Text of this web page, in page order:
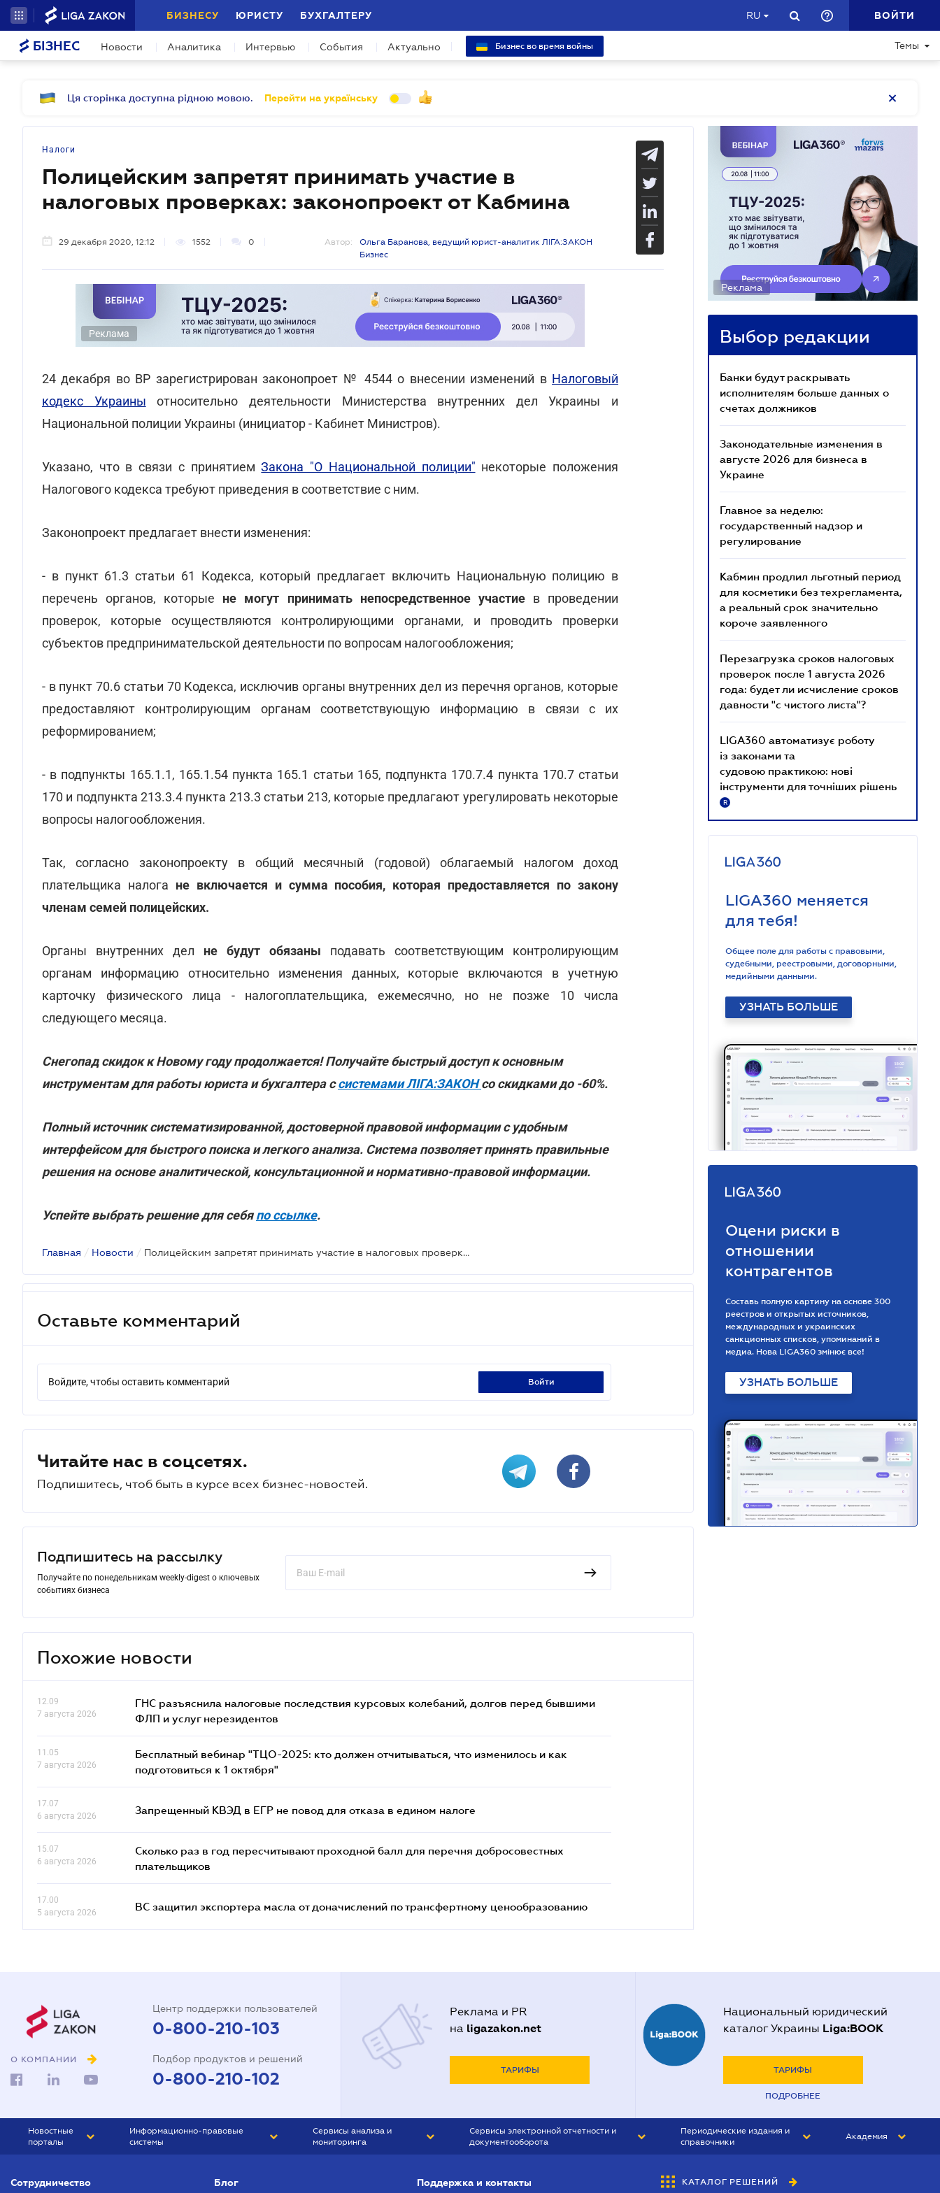
БИЗНЕСУ ЮРИСТУ БУХГАЛТЕРУ RU ВОЙТИ
БІЗНЕС Новости Аналитика Интервью События Актуально Бизнес во время войны Темы
Ця сторінка доступна рідною мовою. Перейти на українську
Налоги
Полицейским запретят принимать участие в
налоговых проверках: законопроект от Кабмина
29 декабря 2020, 12:12 1552 0 Автор:
Ольга Баранова, ведущий юрист-аналитик ЛІГА:ЗАКОН
Бизнес
Реклама
24 декабря во ВР зарегистрирован законопроет № 4544 о внесении изменений в Налоговый
кодекс Украины относительно деятельности Министерства внутренних дел Украины и
Национальной полиции Украины (инициатор - Кабинет Министров).
Указано, что в связи с принятиемЗакона "О Национальной полиции" некоторые положения
Налогового кодекса требуют приведения в соответствие с ним.
Законопроект предлагает внести изменения:
- в пункт 61.3 статьи 61 Кодекса, который предлагает включить Национальную полицию в
перечень органов, которые не могут принимать непосредственное участиев проведении
проверок, которые осуществляются контролирующими органами, и проводить проверки
субъектов предпринимательской деятельности по вопросам налогообложения;
- в пункт 70.6 статьи 70 Кодекса, исключив органы внутренних дел из перечня органов, которые
предоставляют контролирующим органам соответствующую информацию в связи с их
реформированием;
- в подпункты 165.1.1, 165.1.54 пункта 165.1 статьи 165, подпункта 170.7.4 пункта 170.7 статьи
170 и подпункта 213.3.4 пункта 213.3 статьи 213, которые предлагают урегулировать некоторые
вопросы налогообложения.
Так, согласно законопроекту в общий месячный (годовой) облагаемый налогом доход
плательщика налога не включается и сумма пособия, которая предоставляется по закону
членам семей полицейских.
Органы внутренних дел не будут обязаны подавать соответствующим контролирующим
органам информацию относительно изменения данных, которые включаются в учетную
карточку физического лица - налогоплательщика, ежемесячно, но не позже 10 числа
следующего месяца.
Снегопад скидок к Новому году продолжается! Получайте быстрый доступ к основным
инструментам для работы юриста и бухгалтера ссистемами ЛІГА:ЗАКОНсо скидками до -60%.
Полный источник систематизированной, достоверной правовой информации с удобным
интерфейсом для быстрого поиска и легкого анализа. Система позволяет принять правильные
решения на основе аналитической, консультационной и нормативно-правовой информации.
Успейте выбрать решение для себяпо ссылке.
Главная / Новости / Полицейским запретят принимать участие в налоговых проверках: законопроект от Кабмина
Оставьте комментарий
Войдите, чтобы оставить комментарий войти
Читайте нас в соцсетях.
Подпишитесь, чтоб быть в курсе всех бизнес-новостей.
Подпишитесь на рассылку
Получайте по понедельникам weekly-digest о ключевых
событиях бизнеса
Похожие новости
12.09
7 августа 2026
ГНС разъяснила налоговые последствия курсовых колебаний, долгов перед бывшими
ФЛП и услуг нерезидентов
11.05
7 августа 2026
Бесплатный вебинар "ТЦО-2025: кто должен отчитываться, что изменилось и как
подготовиться к 1 октября"
17.07
6 августа 2026
Запрещенный КВЭД в ЕГР не повод для отказа в едином налоге
15.07
6 августа 2026
Сколько раз в год пересчитывают проходной балл для перечня добросовестных
плательщиков
17.00
5 августа 2026
ВС защитил экспортера масла от доначислений по трансфертному ценообразованию
Реклама
Выбор редакции
Банки будут раскрывать
исполнителям больше данных о
счетах должников
Законодательные изменения в
августе 2026 для бизнеса в
Украине
Главное за неделю:
государственный надзор и
регулирование
Кабмин продлил льготный период
для косметики без техрегламента,
а реальный срок значительно
короче заявленного
Перезагрузка сроков налоговых
проверок после 1 августа 2026
года: будет ли исчисление сроков
давности "с чистого листа"?
LIGA360 автоматизує роботу
із законами та
судовою практикою: нові
інструменти для точніших рішень
R
LIGA360 меняется
для тебя!
Общее поле для работы с правовыми,
судебными, реестровыми, договорными,
медийными данными.
УЗНАТЬ БОЛЬШЕ
Оцени риски в
отношении
контрагентов
Составь полную картину на основе 300
реестров и открытых источников,
международных и украинских
санкционных списков, упоминаний в
медиа. Нова LIGA360 змінює все!
УЗНАТЬ БОЛЬШЕ
О КОМПАНИИ
Центр поддержки пользователей
0-800-210-103
Подбор продуктов и решений
0-800-210-102
Реклама и PR
на ligazakon.net
ТАРИФЫ
Национальный юридический
каталог Украины Liga:BOOK
ТАРИФЫ
ПОДРОБНЕЕ
Новостные
порталы
БИЗНЕС
Информационно-правовые
системы
Сервисы анализа и
мониторинга
Сервисы электронной отчетности и
документооборота
Периодические издания и
справочники
БУХГАЛТЕР&ЗАКОН
Академия
Сотрудничество Блог Поддержка и контакты КАТАЛОГ РЕШЕНИЙ